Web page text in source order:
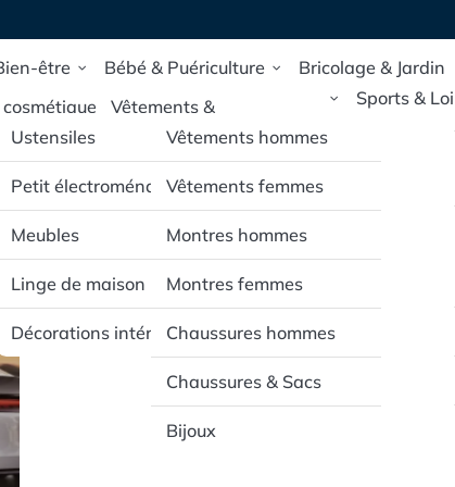
être
santé et
Bébé & Puériculture
Vêtements &
Chaussures pour bébé
Poussettes & Sièges
auto
Jouets d’éveil & mobilier
pour bébé
Bricolage & Jardin
Maison & Deco
Ustensiles
Petit électroménager
Meubles
Linge de maison
Décorations intérieur
Mode & Accessoires
Vêtements hommes
Vêtements femmes
Montres hommes
Montres femmes
Chaussures hommes
Chaussures & Sacs
Bijoux
Sports &